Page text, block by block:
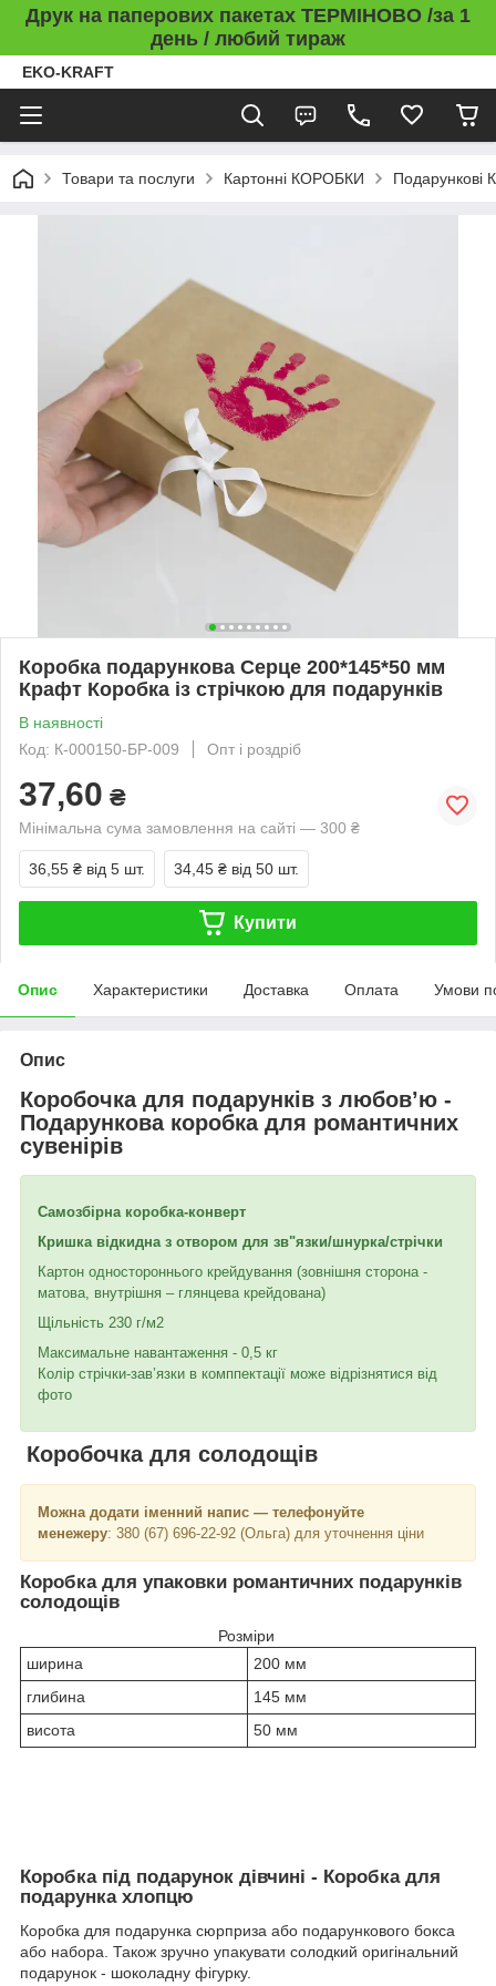
Друк на паперових пакетах ТЕРМІНОВО /за 1
день / любий тираж
EKO-KRAFT
Товари та послуги Картонні КОРОБКИ Подарункові
Коробка подарункова Серце 200*145*50 мм
Крафт Коробка із стрічкою для подарунків
В наявності
Код: К-000150-БР-009
Опт і роздріб
37,60 ₴
Мінімальна сума замовлення на сайті — 300 ₴
36,55 ₴ від 5 шт. 34,45 ₴ від 50 шт.
Купити
Опис Характеристики Доставка Оплата Умови
Опис
Коробочка для подарунків з любов’ю -
Подарункова коробка для романтичних
сувенірів
Самозбірна коробка-конверт
Кришка відкидна з отвором для зв"язки/шнурка/стрічки
Картон одностороннього крейдування (зовнішня сторона -
матова, внутрішня – глянцева крейдована)
Щільність 230 г/м2
Максимальне навантаження - 0,5 кг
Колір стрічки-зав’язки в комппектації може відрізнятися від
фото
Коробочка для солодощів
Можна додати іменний напис — телефонуйте
менежеру: 380 (67) 696-22-92 (Ольга) для уточнення ціни
Коробка для упаковки романтичних подарунків
солодощів
Розміри
ширина
200 мм
глибина
145 мм
висота
50 мм
Коробка під подарунок дівчині - Коробка для
подарунка хлопцю
Коробка для подарунка сюрприза або подарункового бокса
або набора. Також зручно упакувати солодкий оригінальний
подарунок - шоколадну фігурку.